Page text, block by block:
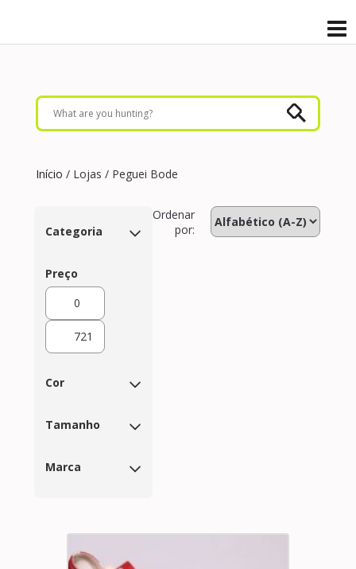
Início / Lojas / Peguei Bode
Categoria
Preço
Cor
Tamanho
Marca
Ordenar
por: